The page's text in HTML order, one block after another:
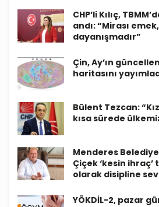
CHP’li Kılıç,
andı: “Mirası
dayanışmadır”
Çin, Ay’ın
haritasını
Bülent Tezcan:
kısa sürede
Menderes
Çiçek ‘kesin
olarak disipline
YÖKDİL-2, pazar